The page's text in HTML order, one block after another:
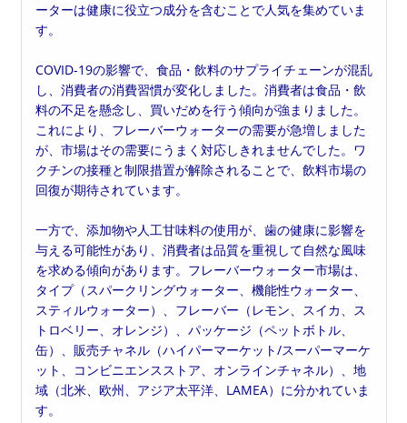
ーターは健康に役立つ成分を含むことで人気を集めていま
す。
COVID-19の影響で、食品・飲料のサプライチェーンが混乱
し、消費者の消費習慣が変化しました。消費者は食品・飲
料の不足を懸念し、買いだめを行う傾向が強まりました。
これにより、フレーバーウォーターの需要が急増しました
が、市場はその需要にうまく対応しきれませんでした。ワ
クチンの接種と制限措置が解除されることで、飲料市場の
回復が期待されています。
一方で、添加物や人工甘味料の使用が、歯の健康に影響を
与える可能性があり、消費者は品質を重視して自然な風味
を求める傾向があります。フレーバーウォーター市場は、
タイプ（スパークリングウォーター、機能性ウォーター、
スティルウォーター）、フレーバー（レモン、スイカ、ス
トロベリー、オレンジ）、パッケージ（ペットボトル、
缶）、販売チャネル（ハイパーマーケット/スーパーマーケ
ット、コンビニエンスストア、オンラインチャネル）、地
域（北米、欧州、アジア太平洋、LAMEA）に分かれていま
す。